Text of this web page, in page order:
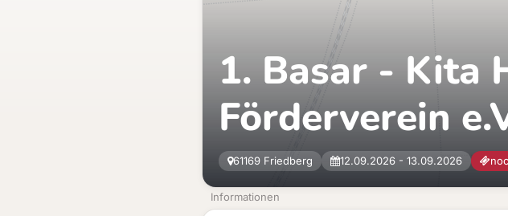
Informationen
1. Basar - Kita
Förderverein
61169 Friedberg 12.09.2026 - 13.09.2026